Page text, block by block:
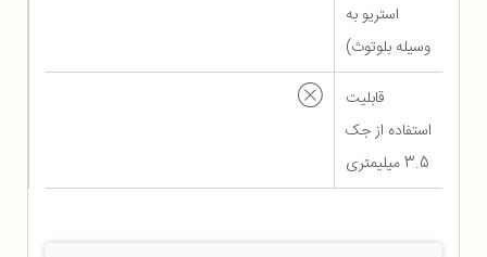
استریو به
وسیله بلوتوث)
قابلیت
استفاده از جک
3.5 میلیمتری